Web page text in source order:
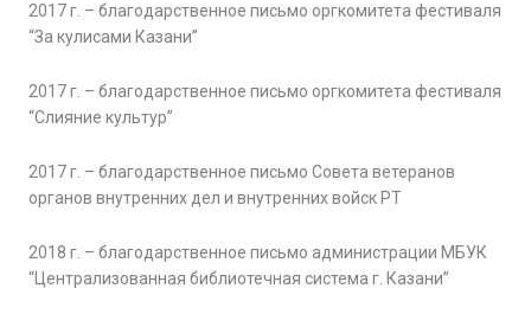
2017 г. – благодарственное письмо оргкомитета фестиваля
“За кулисами Казани”
2017 г. – благодарственное письмо оргкомитета фестиваля
“Слияние культур”
2017 г. – благодарственное письмо Совета ветеранов
органов внутренних дел и внутренних войск РТ
2018 г. – благодарственное письмо администрации МБУК
“Централизованная библиотечная система г. Казани”